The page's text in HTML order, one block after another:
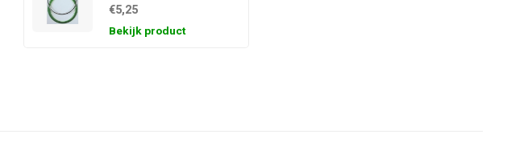
€5,25
Bekijk product